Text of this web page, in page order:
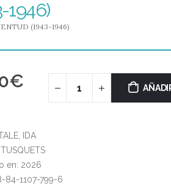
1946)
(1943-1946)
€
IDA
en: 2026
84-1107-799-6